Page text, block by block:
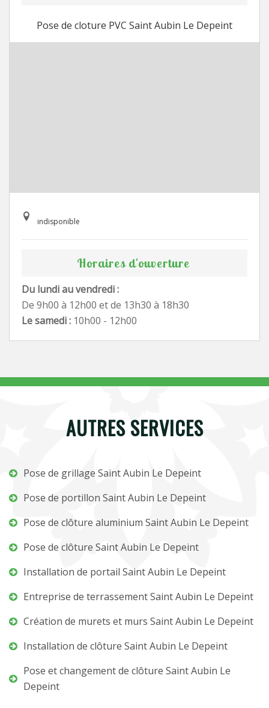
Pose de cloture PVC Saint Aubin Le Depeint
indisponible
Horaires d'ouverture
Du lundi au vendredi :
De 9h00 à 12h00 et de 13h30 à 18h30
Le samedi : 10h00 - 12h00
AUTRES SERVICES
Pose de grillage Saint Aubin Le Depeint
Pose de portillon Saint Aubin Le Depeint
Pose de clôture aluminium Saint Aubin Le Depeint
Pose de clôture Saint Aubin Le Depeint
Installation de portail Saint Aubin Le Depeint
Entreprise de terrassement Saint Aubin Le Depeint
Création de murets et murs Saint Aubin Le Depeint
Installation de clôture Saint Aubin Le Depeint
Pose et changement de clôture Saint Aubin Le
Depeint